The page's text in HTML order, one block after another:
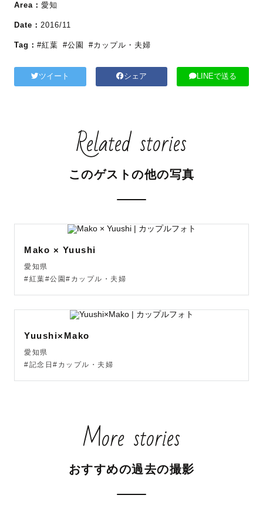
Area： 愛知
Date： 2016/11
Tag： #紅葉 #公園 #カップル・夫婦
ツイート シェア LINEで送る
Related stories
このゲストの他の写真
Mako × Yuushi
愛知県
#紅葉#公園#カップル・夫婦
Yuushi×Mako
愛知県
#記念日#カップル・夫婦
More stories
おすすめの過去の撮影